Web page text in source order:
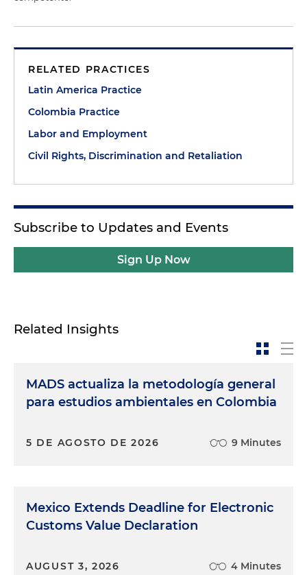
RELATED PRACTICES
Latin America Practice
Colombia Practice
Labor and Employment
Civil Rights, Discrimination and Retaliation
Subscribe to Updates and Events
Sign Up Now
Related Insights
MADS actualiza la metodología general
para estudios ambientales en Colombia
5 DE AGOSTO DE 2026 9 Minutes
Mexico Extends Deadline for Electronic
Customs Value Declaration
AUGUST 3, 2026 4 Minutes